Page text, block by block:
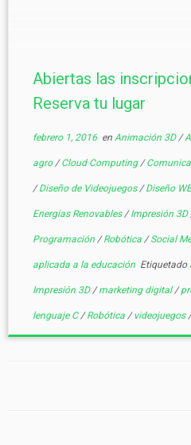
Abiertas las
Reserva tu lugar
febrero 1, 2016en Animación 3D /
agro /Cloud Computing /
/Diseño de Videojuegos /Diseño
Energías Renovables /Impresión 3D
Programación /Robótica /Social
aplicada a la educación Etiquetado
Impresión 3D /marketing digital/
lenguaje C /Robótica /videojuegos